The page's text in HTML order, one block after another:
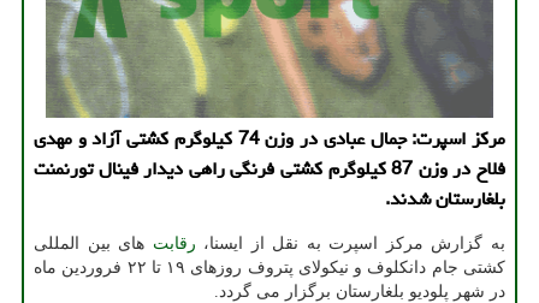
مرکز اسپرت: جمال عبادی در وزن 74 کیلوگرم کشتی آزاد و مهدی
فلاح در وزن 87 کیلوگرم کشتی فرنگی راهی دیدار فینال تورنمنت
بلغارستان شدند.
به گزارش مرکز اسپرت به نقل از ایسنا، رقابت های بین المللی
کشتی جام دانکلوف و نیکولای پتروف روزهای ۱۹ تا ۲۲ فروردین ماه
در شهر پلودیو بلغارستان برگزار می گردد.